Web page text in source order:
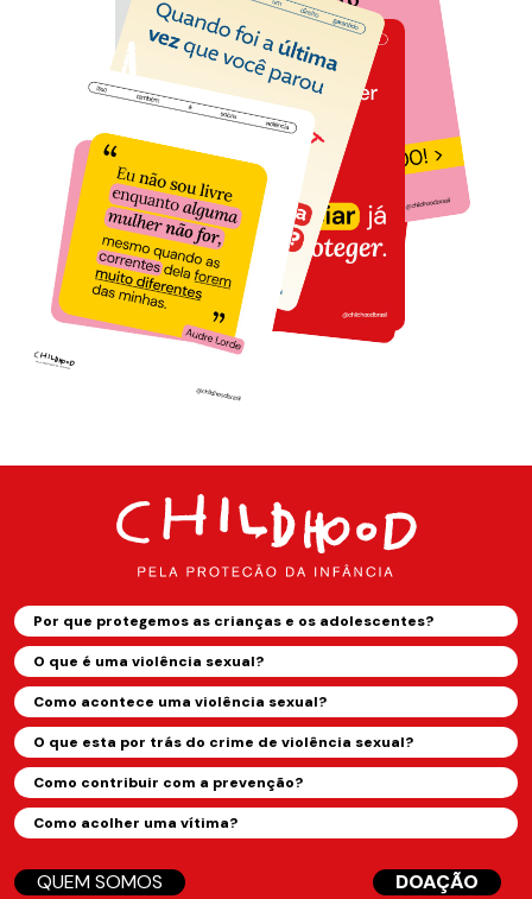
Por que protegemos as crianças e os adolescentes?
O que é uma violência sexual?
Como acontece uma violência sexual?
O que esta por trás do crime de violência sexual?
Como contribuir com a prevenção?
Como acolher uma vítima?
QUEM SOMOS DOAÇÃO